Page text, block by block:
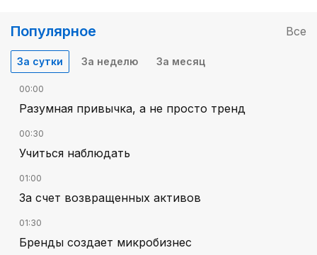
Популярное Все
За сутки За неделю За месяц
00:00
Разумная привычка, а не просто тренд
00:30
Учиться наблюдать
01:00
За счет возвращенных активов
01:30
Бренды создает микробизнес